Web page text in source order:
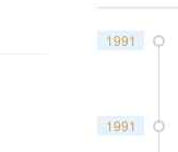
1991
1991